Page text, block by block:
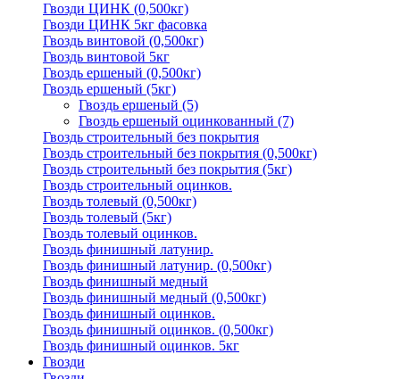
Гвозди ЦИНК (0,500кг)
Гвозди ЦИНК 5кг фасовка
Гвоздь винтовой (0,500кг)
Гвоздь винтовой 5кг
Гвоздь ершеный (0,500кг)
Гвоздь ершеный (5кг)
Гвоздь ершеный (5)
Гвоздь ершеный оцинкованный (7)
Гвоздь строительный без покрытия
Гвоздь строительный без покрытия (0,500кг)
Гвоздь строительный без покрытия (5кг)
Гвоздь строительный оцинков.
Гвоздь толевый (0,500кг)
Гвоздь толевый (5кг)
Гвоздь толевый оцинков.
Гвоздь финишный латунир.
Гвоздь финишный латунир. (0,500кг)
Гвоздь финишный медный
Гвоздь финишный медный (0,500кг)
Гвоздь финишный оцинков.
Гвоздь финишный оцинков. (0,500кг)
Гвоздь финишный оцинков. 5кг
Гвозди